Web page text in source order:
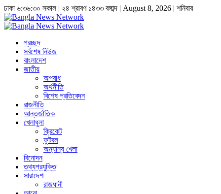
ঢাকা ৬:৩৬:৩১ সকাল| ২৪ শ্রাবণ ১৪৩৩ বঙ্গাব্দ | August 8, 2026| শনিবার
প্রচ্ছদ
সর্বশেষ নিউজ
বাংলাদেশ
জাতীয়
অপরাধ
অর্থনীতি
বিশেষ প্রতিবেদন
রাজনীতি
আন্তর্জাতিক
খেলাধুলা
ক্রিকেট
ফুটবল
অন্যান্য খেলা
বিনোদন
তথ্যপ্রযুক্তি
সারাদেশ
রাজধানী